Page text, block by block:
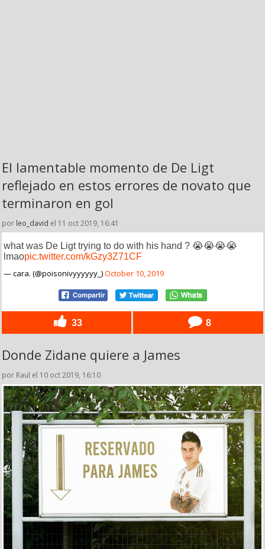
El lamentable momento de De Ligt
reflejado en estos errores de novato que
terminaron en gol
por leo_david el 11 oct 2019, 16:41
what was De Ligt trying to do with his hand ? 😭😭😭😭
lmaopic.twitter.com/kGzy3Z71CF
— cara. (@poisonivyyyyyy_)October 10, 2019
33 8
Donde Zidane quiere a James
por Raul el 10 oct 2019, 16:10